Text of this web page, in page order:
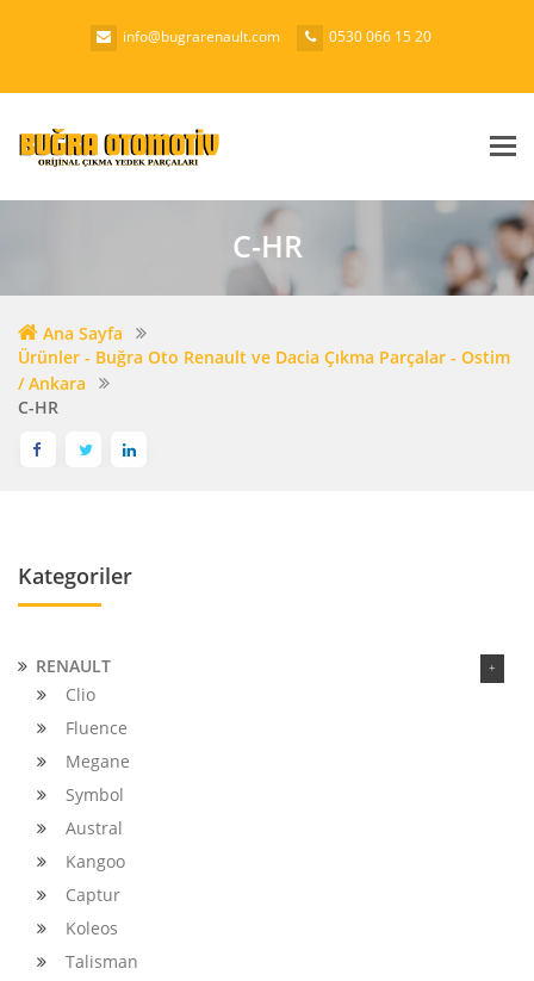
info@bugrarenault.com 0530 066 15 20
C-HR
Ana Sayfa
Ürünler - Buğra Oto Renault ve Dacia Çıkma Parçalar - Ostim
/ Ankara
C-HR
Kategoriler
RENAULT
Clio
Fluence
Megane
Symbol
Austral
Kangoo
Captur
Koleos
Talisman